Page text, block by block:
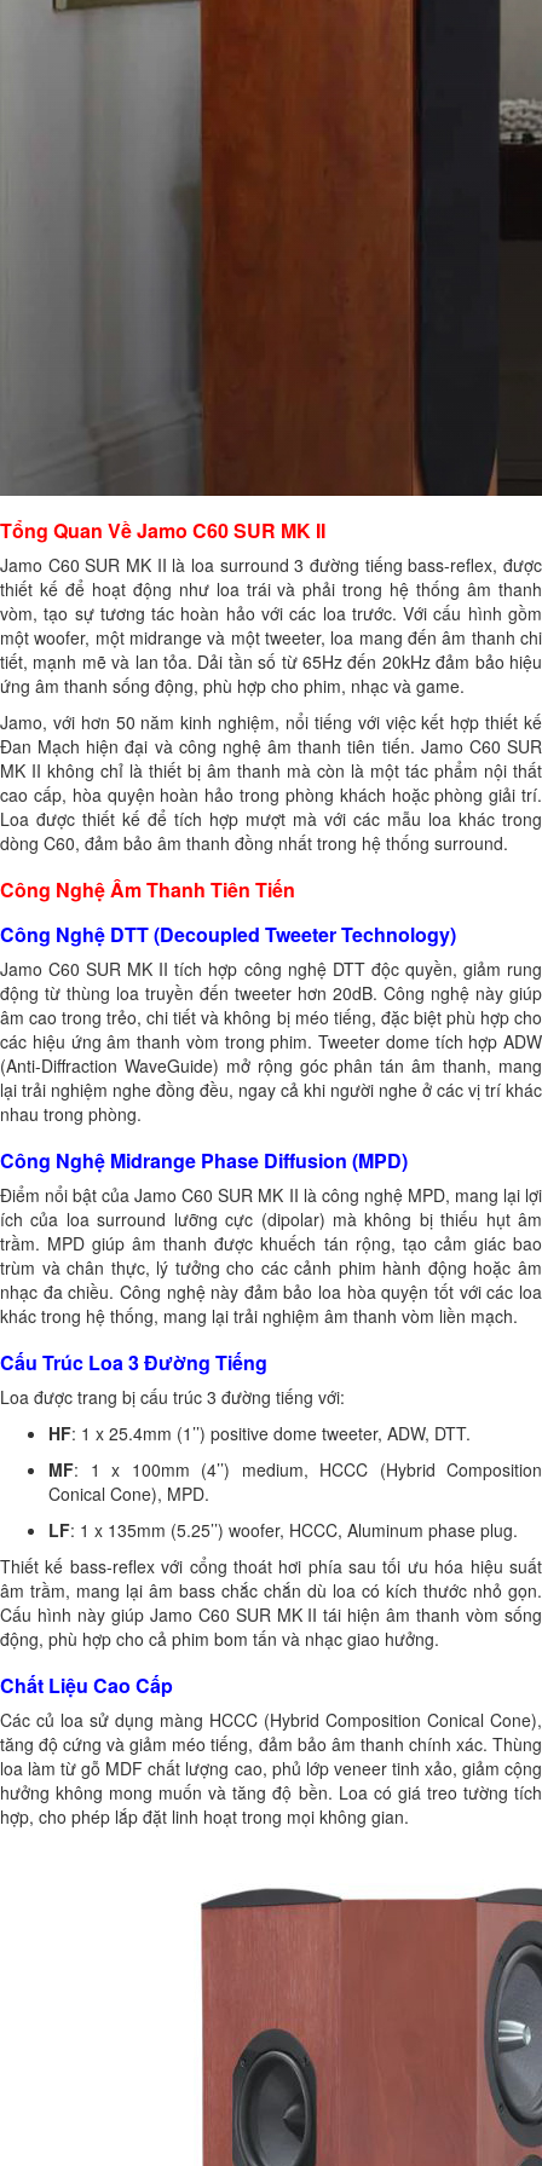
Tổng Quan Về Jamo C60 SUR MK II
Jamo C60 SUR MK II là loa surround 3 đường tiếng bass-reflex, được
thiết kế để hoạt động như loa trái và phải trong hệ thống âm thanh
vòm, tạo sự tương tác hoàn hảo với các loa trước. Với cấu hình gồm
một woofer, một midrange và một tweeter, loa mang đến âm thanh chi
tiết, mạnh mẽ và lan tỏa. Dải tần số từ 65Hz đến 20kHz đảm bảo hiệu
ứng âm thanh sống động, phù hợp cho phim, nhạc và game.
Jamo, với hơn 50 năm kinh nghiệm, nổi tiếng với việc kết hợp thiết kế
Đan Mạch hiện đại và công nghệ âm thanh tiên tiến. Jamo C60 SUR
MK II không chỉ là thiết bị âm thanh mà còn là một tác phẩm nội thất
cao cấp, hòa quyện hoàn hảo trong phòng khách hoặc phòng giải trí.
Loa được thiết kế để tích hợp mượt mà với các mẫu loa khác trong
dòng C60, đảm bảo âm thanh đồng nhất trong hệ thống surround.
Công Nghệ Âm Thanh Tiên Tiến
Công Nghệ DTT (Decoupled Tweeter Technology)
Jamo C60 SUR MK II tích hợp công nghệ DTT độc quyền, giảm rung
động từ thùng loa truyền đến tweeter hơn 20dB. Công nghệ này giúp
âm cao trong trẻo, chi tiết và không bị méo tiếng, đặc biệt phù hợp cho
các hiệu ứng âm thanh vòm trong phim. Tweeter dome tích hợp ADW
(Anti-Diffraction WaveGuide) mở rộng góc phân tán âm thanh, mang
lại trải nghiệm nghe đồng đều, ngay cả khi người nghe ở các vị trí khác
nhau trong phòng.
Công Nghệ Midrange Phase Diffusion (MPD)
Điểm nổi bật của Jamo C60 SUR MK II là công nghệ MPD, mang lại lợi
ích của loa surround lưỡng cực (dipolar) mà không bị thiếu hụt âm
trầm. MPD giúp âm thanh được khuếch tán rộng, tạo cảm giác bao
trùm và chân thực, lý tưởng cho các cảnh phim hành động hoặc âm
nhạc đa chiều. Công nghệ này đảm bảo loa hòa quyện tốt với các loa
khác trong hệ thống, mang lại trải nghiệm âm thanh vòm liền mạch.
Cấu Trúc Loa 3 Đường Tiếng
Loa được trang bị cấu trúc 3 đường tiếng với:
HF: 1 x 25.4mm (1’’) positive dome tweeter, ADW, DTT.
MF: 1 x 100mm (4’’) medium, HCCC (Hybrid Composition
Conical Cone), MPD.
LF: 1 x 135mm (5.25’’) woofer, HCCC, Aluminum phase plug.
Thiết kế bass-reflex với cổng thoát hơi phía sau tối ưu hóa hiệu suất
âm trầm, mang lại âm bass chắc chắn dù loa có kích thước nhỏ gọn.
Cấu hình này giúp Jamo C60 SUR MK II tái hiện âm thanh vòm sống
động, phù hợp cho cả phim bom tấn và nhạc giao hưởng.
Chất Liệu Cao Cấp
Các củ loa sử dụng màng HCCC (Hybrid Composition Conical Cone),
tăng độ cứng và giảm méo tiếng, đảm bảo âm thanh chính xác. Thùng
loa làm từ gỗ MDF chất lượng cao, phủ lớp veneer tinh xảo, giảm cộng
hưởng không mong muốn và tăng độ bền. Loa có giá treo tường tích
hợp, cho phép lắp đặt linh hoạt trong mọi không gian.